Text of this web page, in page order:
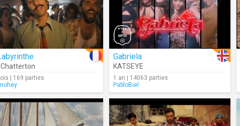
Chatterton
| 169 parties
Gabriela
KATSEYE
1 an | 14063 parties
PabloBiel